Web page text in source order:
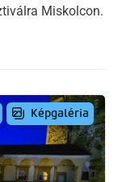
Miskolcon.
Képgaléria